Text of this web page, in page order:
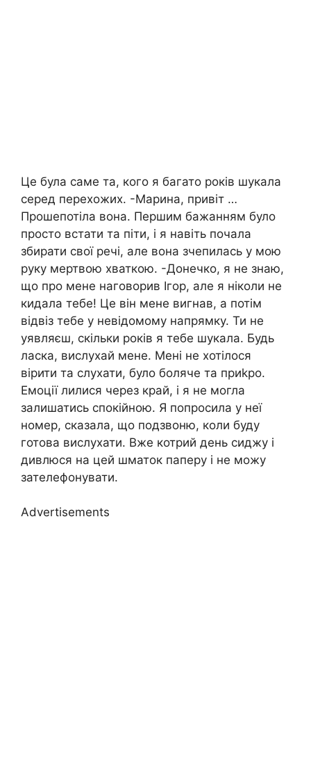
Це була саме та, кого я багато років шукала
серед перехожих. -Марина, привіт …
Прошепотіла вона. Першим бажанням було
просто встати та піти, і я навіть почала
збирати свої речі, але вона зчепилась у мою
руку мертвою хваткою. -Донечко, я не знаю,
що про мене наговорив Ігор, але я ніколи не
кидала тебе! Це він мене вигнав, а потім
відвіз тебе у невідомому напрямку. Ти не
уявляєш, скільки років я тебе шукала. Будь
ласка, вислухай мене. Мені не хотілося
вірити та слухати, було боляче та приkро.
Емоції лилися через край, і я не могла
залишатись спокійною. Я попросила у неї
номер, сказала, що подзвоню, коли буду
готова вислухати. Вже котрий день сиджу і
дивлюся на цей шматок паперу і не можу
зателефонувати.
Advertisements